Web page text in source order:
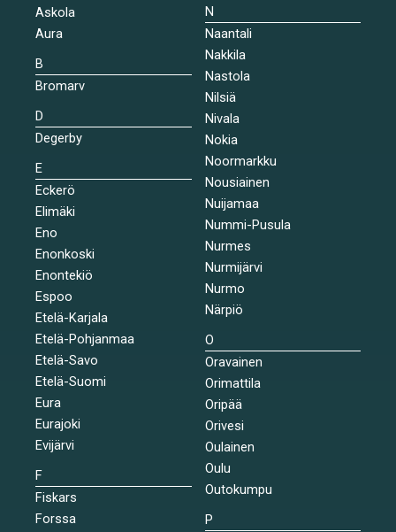
Askola
Aura
B
Bromarv
D
Degerby
E
Eckerö
Elimäki
Eno
Enonkoski
Enontekiö
Espoo
Etelä-Karjala
Etelä-Pohjanmaa
Etelä-Savo
Etelä-Suomi
Eura
Eurajoki
Evijärvi
F
Fiskars
Forssa
N
Naantali
Nakkila
Nastola
Nilsiä
Nivala
Nokia
Noormarkku
Nousiainen
Nuijamaa
Nummi-Pusula
Nurmes
Nurmijärvi
Nurmo
Närpiö
O
Oravainen
Orimattila
Oripää
Orivesi
Oulainen
Oulu
Outokumpu
P